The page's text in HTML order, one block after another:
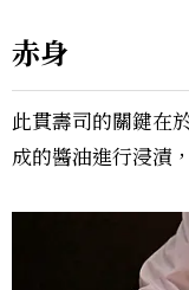
赤身
此貫壽司的關鍵在
成的醬油進行浸漬